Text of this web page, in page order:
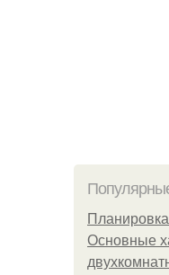
Основные